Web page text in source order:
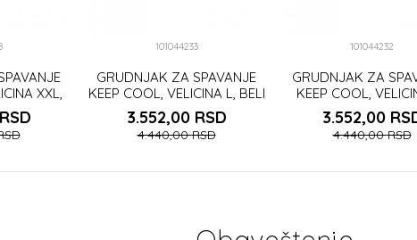
XXL,
RSD
101044233
GRUDNJAK ZA SPAVANJE
KEEP COOL, VELICINA L, BELI
3.552,00 RSD
4.440,00RSD
101044232
GRUDNJAK ZA
KEEP COOL,
BELI
3.552,00
4.440,00RSD